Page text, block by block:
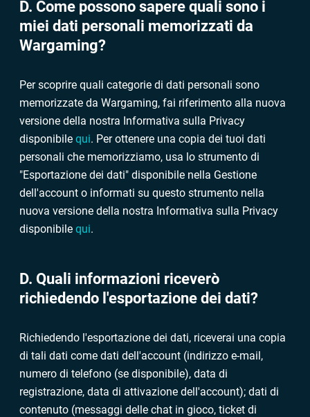
D. Come possono sapere quali sono i
miei dati personali memorizzati da
Wargaming?
Per scoprire quali categorie di dati personali sono
memorizzate da Wargaming, fai riferimento alla nuova
versione della nostra Informativa sulla Privacy
disponibile qui. Per ottenere una copia dei tuoi dati
personali che memorizziamo, usa lo strumento di
"Esportazione dei dati" disponibile nella Gestione
dell'account o informati su questo strumento nella
nuova versione della nostra Informativa sulla Privacy
disponibile qui.
D. Quali informazioni riceverò
richiedendo l'esportazione dei dati?
Richiedendo l'esportazione dei dati, riceverai una copia
di tali dati come dati dell'account (indirizzo e-mail,
numero di telefono (se disponibile), data di
registrazione, data di attivazione dell'account); dati di
contenuto (messaggi delle chat in gioco, ticket di